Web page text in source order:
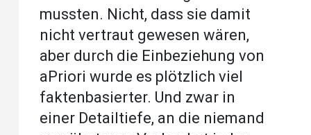
mussten. Nicht, dass sie damit
nicht vertraut gewesen wären,
aber durch die Einbeziehung von
aPriori wurde es plötzlich viel
faktenbasierter. Und zwar in
einer Detailtiefe, an die niemand